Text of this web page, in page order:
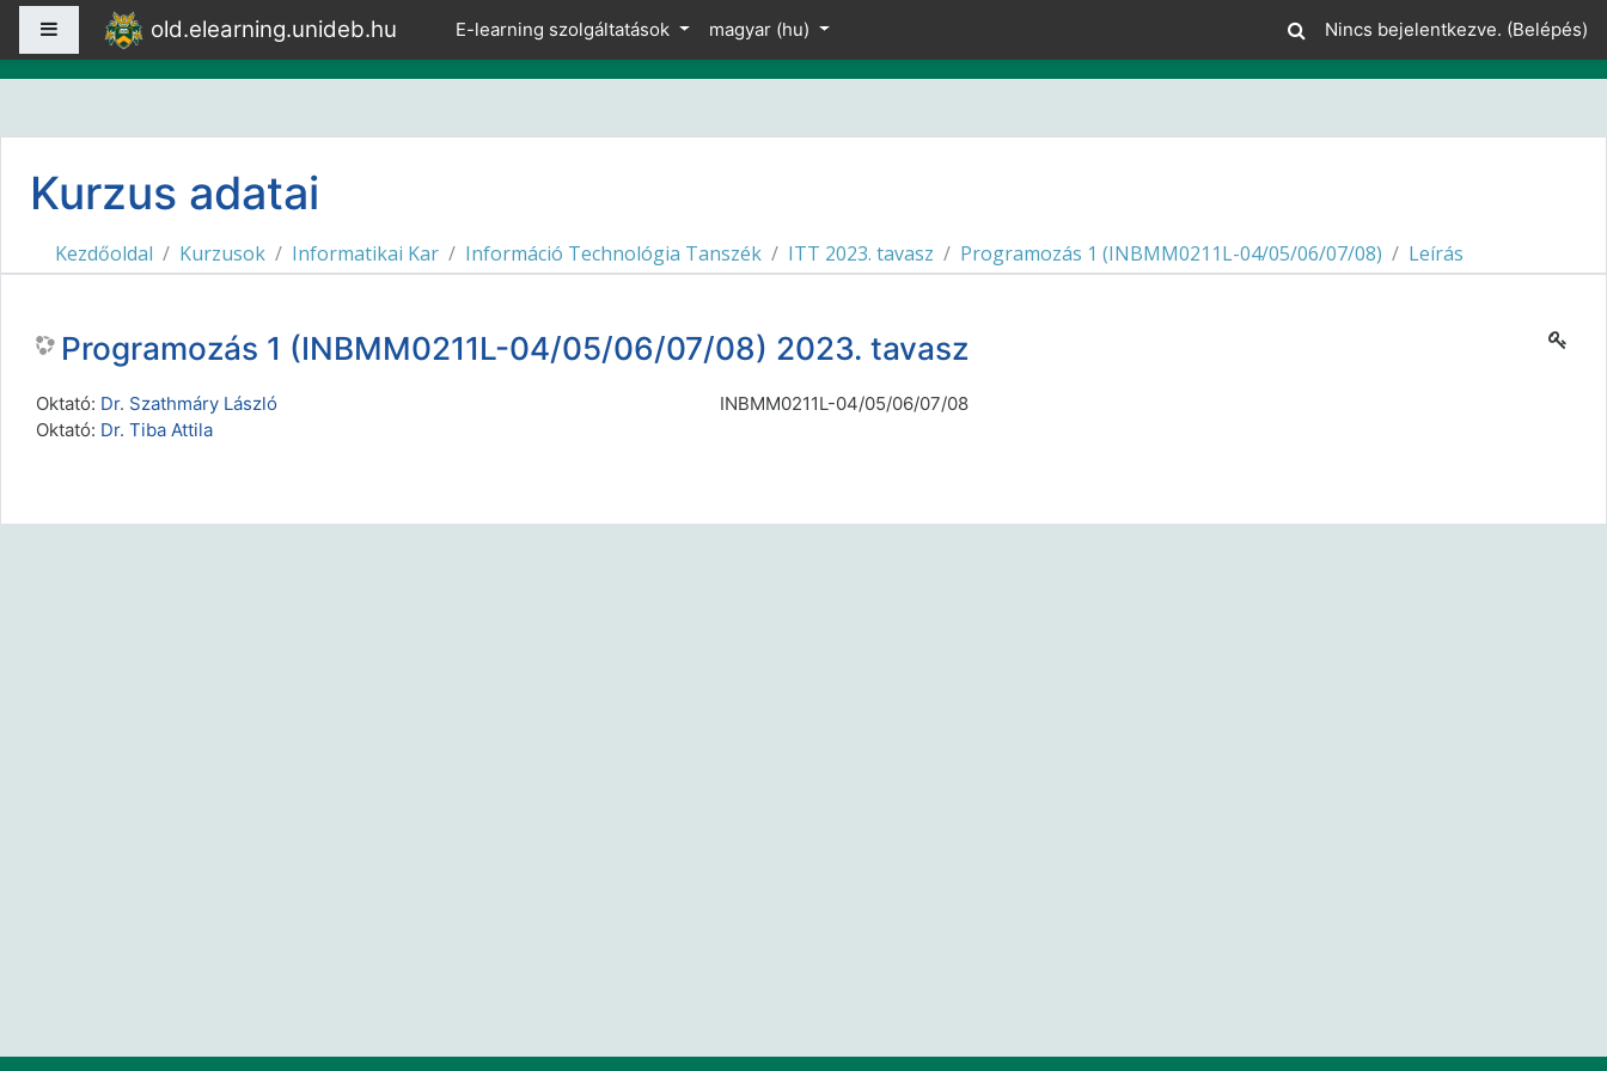
Tovább a fő tartalomhoz
Oldalpanel old.elearning.unideb.hu E-learning szolgáltatások magyar ‎(hu)‎ Nincs bejelentkezve. (Belépés)
Kurzus adatai
Kezdőoldal Kurzusok Informatikai Kar Információ Technológia Tanszék ITT 2023. tavasz Programozás 1 (INBMM0211L-04/05/06/07/08) Leírás
Programozás 1 (INBMM0211L-04/05/06/07/08) 2023. tavasz
INBMM0211L-04/05/06/07/08
Oktató: Dr. Szathmáry László
Oktató: Dr. Tiba Attila